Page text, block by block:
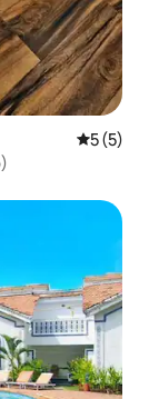
5 de
5 (5)